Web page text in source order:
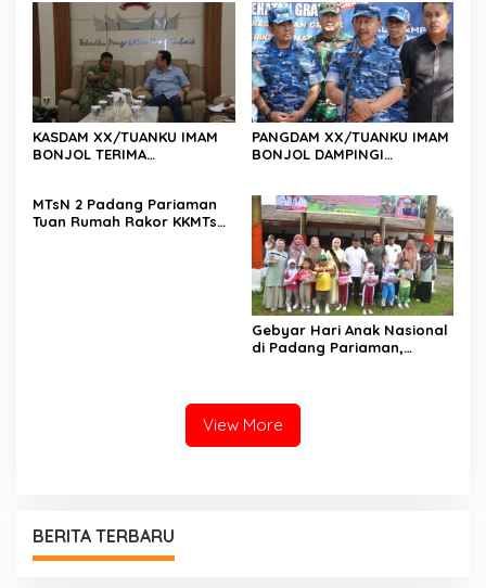
Polri dan Media Demi
Kepentingan Masyarakat
KASDAM XX/TUANKU IMAM
BONJOL TERIMA
GUSMAN, S.E., M.B.A., DI
MAKODAM
PANGDAM XX/TUANKU IMAM
BONJOL DAMPINGI
SJAHRIR
MTsN 2 Padang Pariaman
Tuan Rumah Rakor KKMTs
Gebyar Hari Anak Nasional
di Padang Pariaman,
untuk Semua Anak
View More
BERITA TERBARU